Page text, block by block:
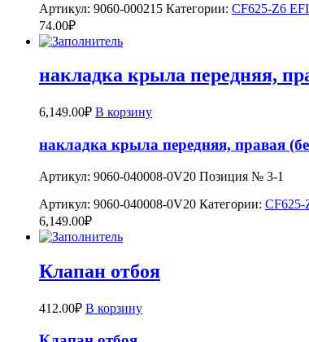
Артикул: 9060-000215 Категории: CF625-Z6 EFI
74.00₽
накладка крыла передняя,
6,149.00₽ В корзину
накладка крыла передняя, правая
Артикул: 9060-040008-0V20 Позиция № 3-1
Артикул: 9060-040008-0V20 Категории: CF625-
6,149.00₽
Клапан отбоя
412.00₽ В корзину